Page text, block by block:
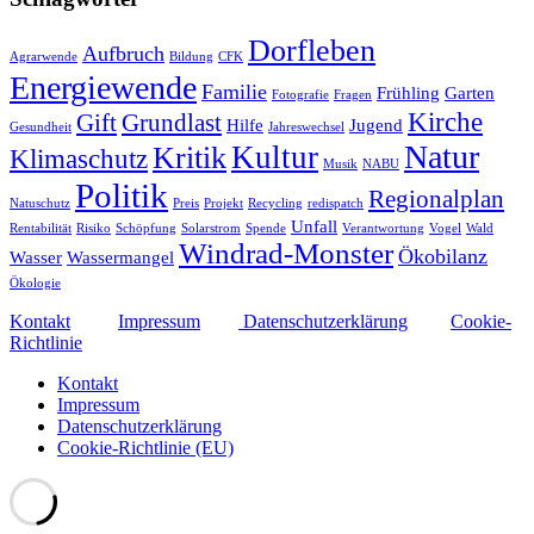
Agrarwende Aufbruch Bildung CFK Dorfleben
Energiewende Familie Fotografie Fragen Frühling Garten
Gesundheit GiftGrundlast Hilfe Jahreswechsel Jugend Kirche
KlimaschutzKritikKultur Musik NABU Natur
Natuschutz Politik Preis Projekt Recycling redispatch Regionalplan
Rentabilität Risiko Schöpfung Solarstrom Spende Unfall Verantwortung Vogel Wald
Wasser Wassermangel Windrad-Monster Ökobilanz
Ökologie
Kontakt Impressum Datenschutzerklärung
Cookie-
Richtlinie
Kontakt
Impressum
Datenschutzerklärung
Cookie-Richtlinie (EU)